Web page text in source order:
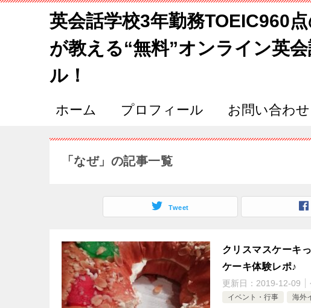
英会話学校3年勤務TOEIC960
が教える“無料”オンライン英
ル！
ホーム プロフィール お問い合わ
「なぜ」の記事一覧
Tweet
クリスマスケーキ
ケーキ体験レポ♪
更新日： 2019-12-09
イベント・行事 海外